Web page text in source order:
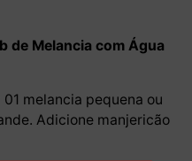
de Melancia com Água
melancia pequena ou
Adicione manjericão